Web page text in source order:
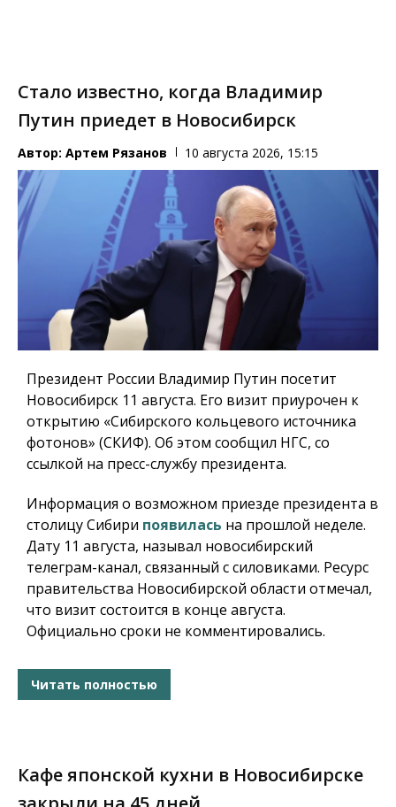
Стало известно, когда Владимир
Путин приедет в Новосибирск
Автор: Артем Рязанов 10 августа 2026, 15:15
Президент России Владимир Путин посетит
Новосибирск 11 августа. Его визит приурочен к
открытию «Сибирского кольцевого источника
фотонов» (СКИФ). Об этом сообщил НГС, со
ссылкой на пресс-службу президента.
Информация о возможном приезде президента в
столицу Сибири появилась на прошлой неделе.
Дату 11 августа, называл новосибирский
телеграм-канал, связанный с силовиками. Ресурс
правительства Новосибирской области отмечал,
что визит состоится в конце августа.
Официально сроки не комментировались.
Читать полностью
Кафе японской кухни в Новосибирске